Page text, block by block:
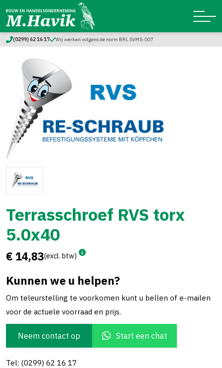
(0299) 62 16 17 Wij werken volgens de norm BRL SVMS-007
Terrasschroef RVS torx
5.0x40
€ 14,83(excl. btw)
Kunnen we u helpen?
Om teleurstelling te voorkomen kunt u bellen of e-mailen
voor de actuele voorraad en prijs.
Neem contact op Start een chat
Tel: (0299) 62 16 17